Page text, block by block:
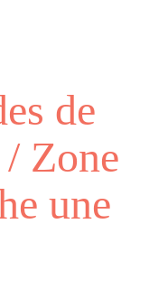
de
Zone
une